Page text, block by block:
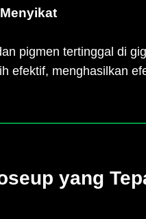
pigmen tertinggal di
efektif, menghasilkan
yang